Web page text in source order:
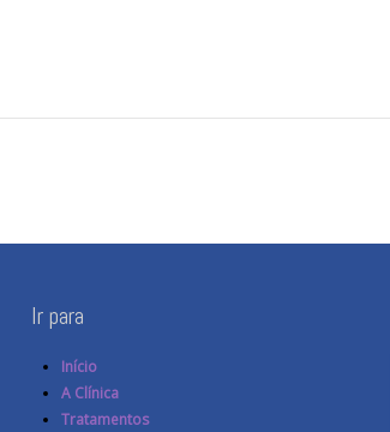
Ir para
Início
A Clínica
Tratamentos